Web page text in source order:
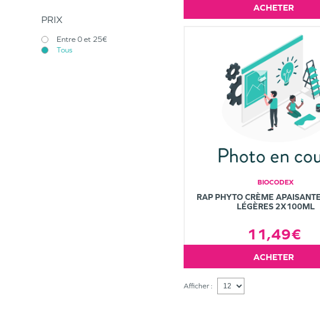
PRIX
Entre 0 et 25€
Tous
ACHETER
BIOCODEX
RAP PHYTO CRÈME
LÉGÈRES 2X100ML
11,49€
ACHETER
Afficher :